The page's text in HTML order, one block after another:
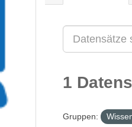
1
Gruppen: